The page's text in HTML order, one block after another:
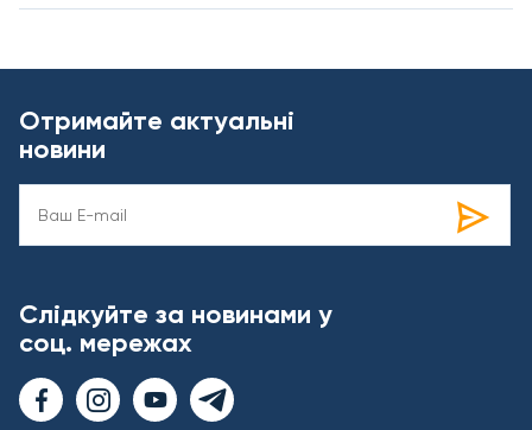
Отримайте актуальні
новини
Слідкуйте за новинами у
соц. мережах